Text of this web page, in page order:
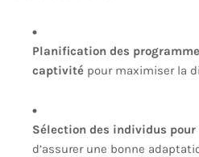
Planification des
captivité pour maximiser la
Sélection des individus
d’assurer une bonne